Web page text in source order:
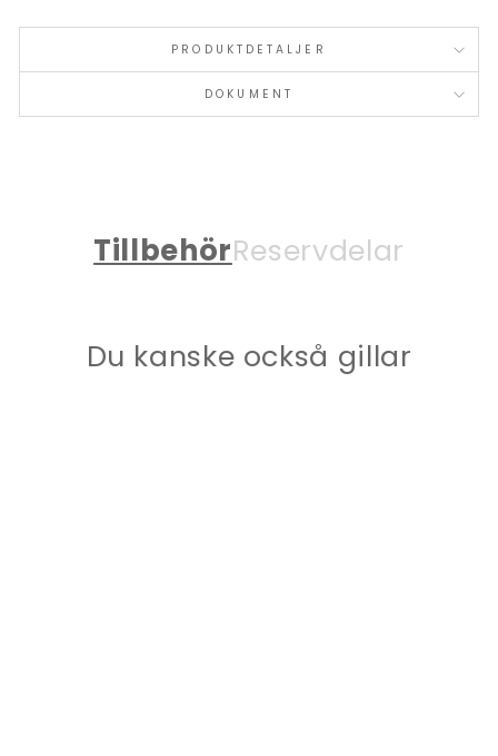
PRODUKTDETALJER
DOKUMENT
TillbehörReservdelar
Du kanske också gillar